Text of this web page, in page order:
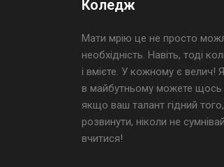
Коледж
Мати мрію це не просто
необхідність. Навіть, тоді
і вмієте. У кожному є велич!
в майбутньому можете щось
якщо ваш талант гідний
розвинути, ніколи не
вчитися!